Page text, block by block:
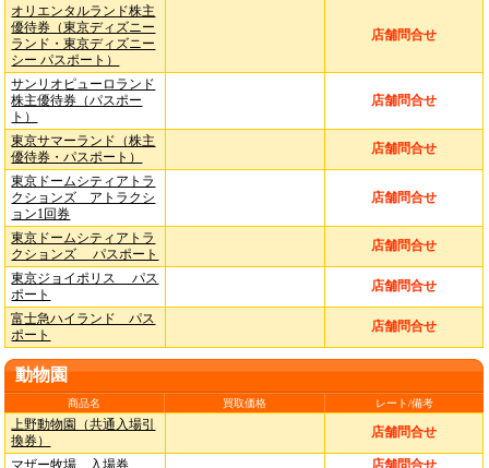
オリエンタルランド株主
優待券（東京ディズニー
ランド・東京ディズニー
シー パスポート）
店舗問合せ
サンリオピューロランド
株主優待券（パスポー
ト）
店舗問合せ
東京サマーランド（株主
優待券・パスポート）
店舗問合せ
東京ドームシティアトラ
クションズ アトラクシ
ョン1回券
店舗問合せ
東京ドームシティアトラ
クションズ パスポート
店舗問合せ
東京ジョイポリス パス
ポート
店舗問合せ
富士急ハイランド パス
ポート
店舗問合せ
動物園
商品名 買取価格 レート/備考
上野動物園（共通入場引
換券）
店舗問合せ
マザー牧場 入場券 店舗問合せ